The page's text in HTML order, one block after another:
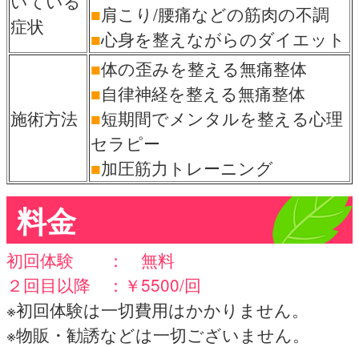
症状
■肩こり/腰痛などの筋肉の不調
■心身を整えながらのダイエット
施術方法
■体の歪みを整える無痛整体
■自律神経を整える無痛整体
■短期間でメンタルを整える心理
セラピー
■加圧筋力トレーニング
料金
初回体験 ： 無料
２回目以降 ：￥5500/回
※初回体験は一切費用はかかりません。
※物販・勧誘などは一切ございません。